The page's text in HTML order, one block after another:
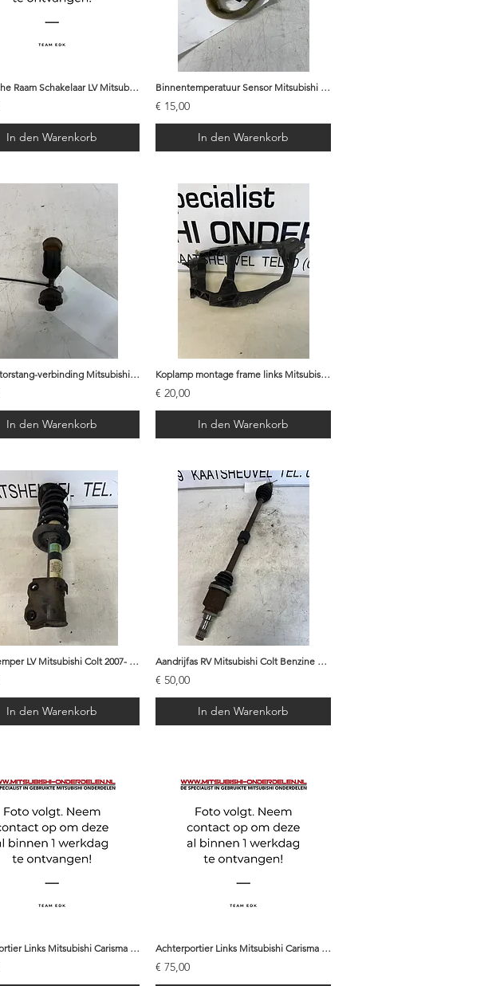
Electrische Raam Schakelaar LV Mitsubishi Pajero - 8608A109
In den Warenkorb
Binnentemperatuur Sensor Mitsubishi Pajero 2008 - MN134419
€ 15,00
In den Warenkorb
Stabilisatorstang-verbinding Mitsubishi Colt 2007 - 4056A052
In den Warenkorb
Koplamp montage frame links Mitsubishi Colt (Cabrio) - MN105059
€ 20,00
In den Warenkorb
Schokdemper LV Mitsubishi Colt 2007- MN302187
In den Warenkorb
Aandrijfas RV Mitsubishi Colt Benzine 2007 - MR582022
€ 50,00
In den Warenkorb
Achterportier Links Mitsubishi Carisma Sedan 1997 - MR392307 | T44 Achterportier Links Mitsubishi Carisma Sedan 1997 - MR392307 | G19
€ 75,00